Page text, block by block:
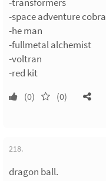
-space adventure cobra
-he man
-fullmetal alchemist
-voltran
-red kit
(0) (0)
218.
dragon ball.